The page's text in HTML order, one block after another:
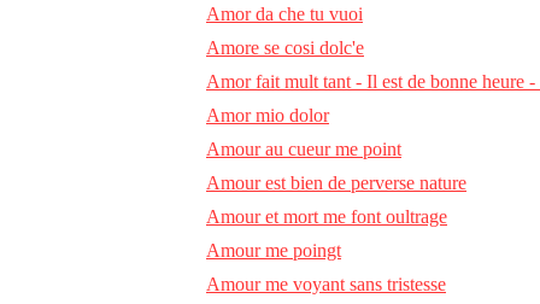
Amor da che tu vuoi
Amore se cosi dolc'e
Amor fait mult tant - Il est de bonne heure -
Amor mio dolor
Amour au cueur me point
Amour est bien de perverse nature
Amour et mort me font oultrage
Amour me poingt
Amour me voyant sans tristesse